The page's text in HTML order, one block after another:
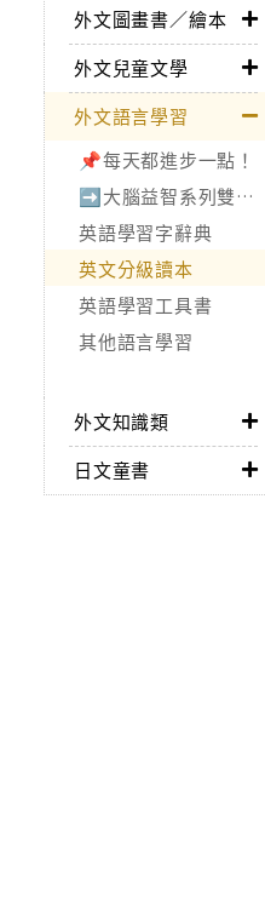
外文圖畫書／繪本
外文兒童文學
外文語言學習
📌每天都進步一點！
➡️大腦益智系列雙書75折
英語學習字辭典
英文分級讀本
英語學習工具書
其他語言學習
外文知識類
日文童書